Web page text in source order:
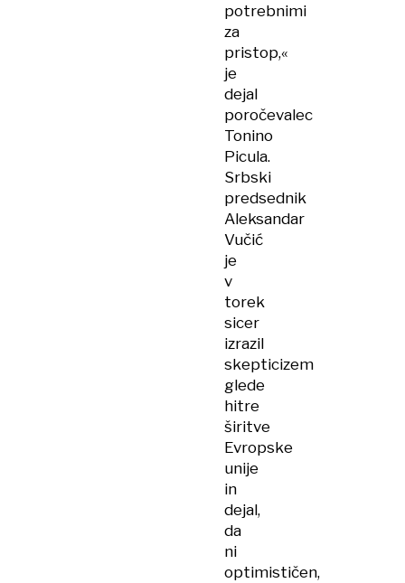
potrebnimi
za
pristop,«
je
dejal
poročevalec
Tonino
Picula.
Srbski
predsednik
Aleksandar
Vučić
je
v
torek
sicer
izrazil
skepticizem
glede
hitre
širitve
Evropske
unije
in
dejal,
da
ni
optimističen,